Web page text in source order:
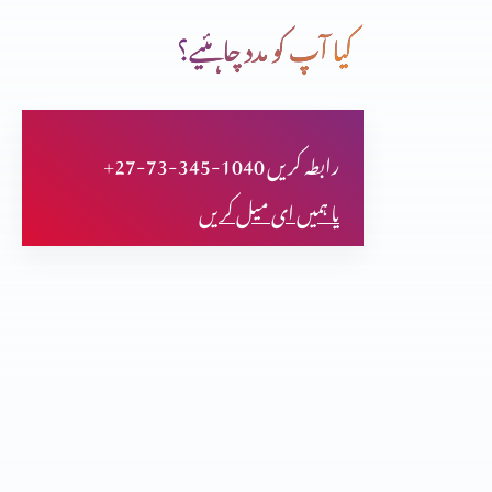
کرسمس اسپیشل
مورس بکیلے فرعون کی ممی پر تحقیق کر کے مسلمان ہوگا
کیا آپ کو مدد چاہئیے؟
+27-73-345-1040 رابطہ کریں
یا ہمیں ای میل کریں